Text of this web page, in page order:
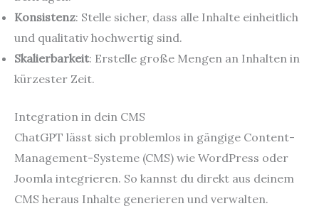
Konsistenz: Stelle sicher, dass alle Inhalte einheitlich
und qualitativ hochwertig sind.
Skalierbarkeit: Erstelle große Mengen an Inhalten in
kürzester Zeit.
Integration in dein CMS
ChatGPT lässt sich problemlos in gängige Content-
Management-Systeme (CMS) wie WordPress oder
Joomla integrieren. So kannst du direkt aus deinem
CMS heraus Inhalte generieren und verwalten.